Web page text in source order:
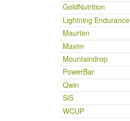
GoldNutrition
Lightning Endurance
Maurten
Maxim
Mountaindrop
PowerBar
Qwin
SiS
WCUP